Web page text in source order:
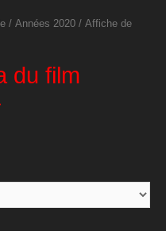
/ Années 2020 / Affiche de
du film